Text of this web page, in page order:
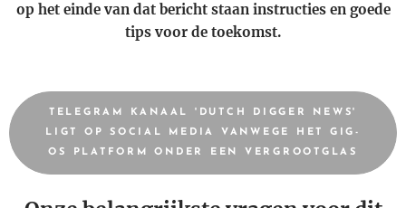
op het einde van dat bericht staan instructies en goede
tips voor de toekomst.
TELEGRAM KANAAL 'DUTCH DIGGER NEWS'
LIGT OP SOCIAL MEDIA VANWEGE HET GIG-
OS PLATFORM ONDER EEN VERGROOTGLAS